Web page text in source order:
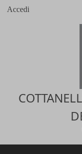
Salta
User
Accedi